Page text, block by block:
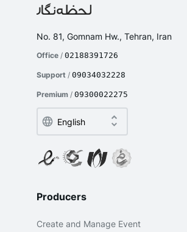
No. 81, Gomnam Hw., Tehran, Iran
Office / 02188391726
Support / 09034032228
Premium / 09300022275
Producers
Create and Manage Event